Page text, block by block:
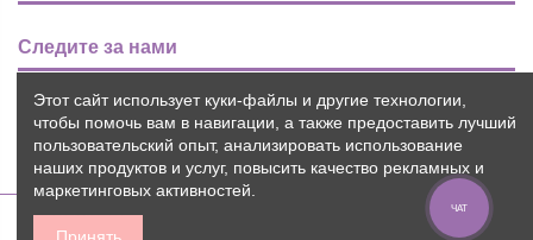
Следите за нами
Новости
Этот сайт использует куки-файлы и другие технологии,
чтобы помочь вам в навигации, а также предоставить лучший
пользовательский опыт, анализировать использование
наших продуктов и услуг, повысить качество рекламных и
маркетинговых активностей.
ЧАТ